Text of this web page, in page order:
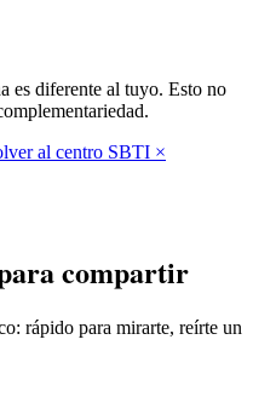
es diferente al tuyo. Esto no
al centro SBTI ×
compartir
rápido para mirarte, reírte un